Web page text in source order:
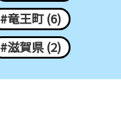
#竜王町 (6)
#滋賀県 (2)